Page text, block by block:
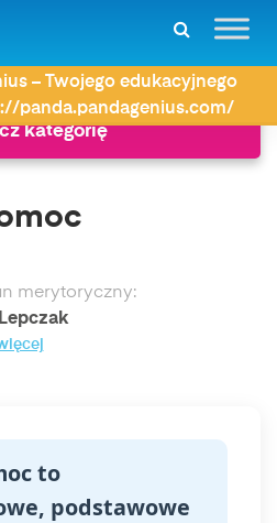
– Twojego edukacyjnego
panda.pandagenius.com/
pomoc
kategorię
merytoryczny:
to
podstawowe